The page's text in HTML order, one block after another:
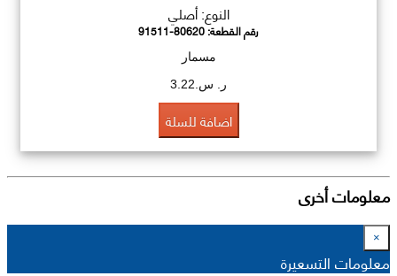
النوع: أصلي
رقم القطعة:91511-80620
مسمار
ر. س.3.22
اضافة للسلة
معلومات أخرى
×
معلومات التسعيرة